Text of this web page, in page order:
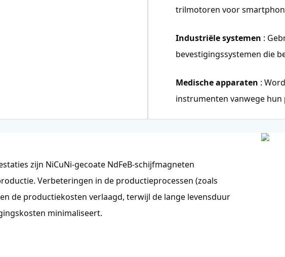
trilmotoren voor
Industriële systemen :
bevestigingssystemen die
Medische apparaten :
instrumenten vanwege
zijn NiCuNi-gecoate NdFeB-schijfmagneten
Verbeteringen in de productieprocessen (zoals
de productiekosten verlaagd, terwijl de lange levensduur
minimaliseert.